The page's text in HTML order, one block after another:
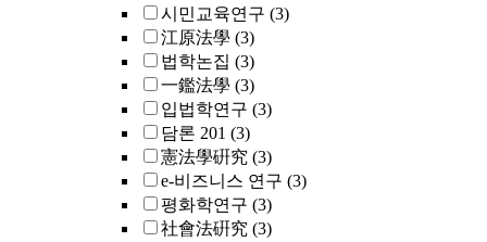
시민교육연구 (3)
江原法學 (3)
법학논집 (3)
一鑑法學 (3)
입법학연구 (3)
담론 201 (3)
憲法學硏究 (3)
e-비즈니스 연구 (3)
평화학연구 (3)
社會法硏究 (3)